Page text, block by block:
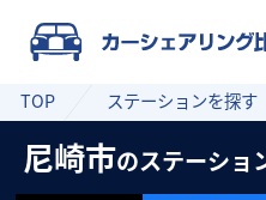
TOP ステーションを探す
尼崎市のステーショ